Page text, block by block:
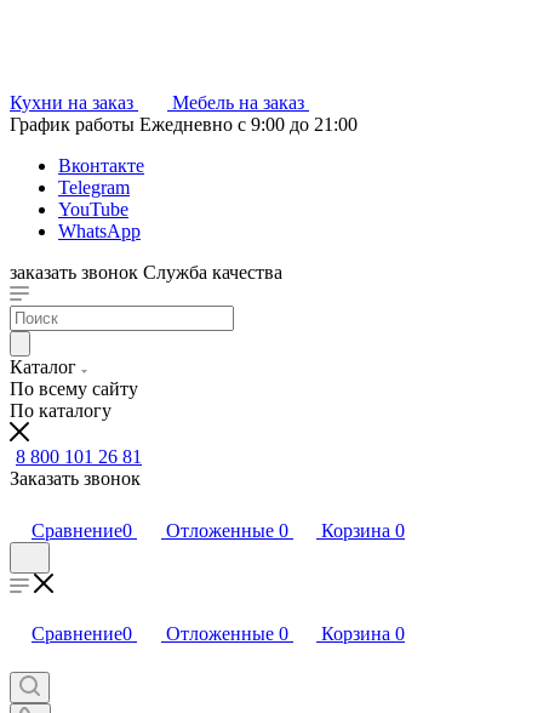
Кухни на заказ
Мебель на заказ
График работы Ежедневно с 9:00 до 21:00
Вконтакте
Telegram
YouTube
WhatsApp
заказать звонок Служба качества
Каталог
По всему сайту
По каталогу
8 800 101 26 81
Заказать звонок
Сравнение0 Отложенные 0 Корзина 0
Сравнение0 Отложенные 0 Корзина 0